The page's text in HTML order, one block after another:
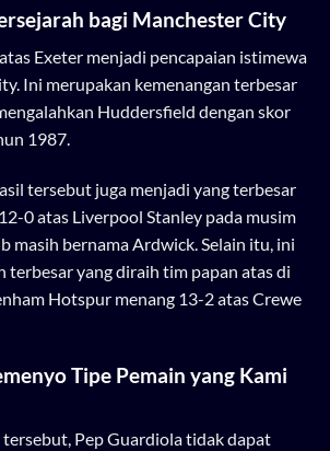
bagi Manchester City
Exeter menjadi pencapaian istimewa
Ini merupakan kemenangan terbesar
Huddersfield dengan skor
1987.
tersebut juga menjadi yang terbesar
0 atas Liverpool Stanley pada musim
masih bernama Ardwick. Selain itu, ini
terbesar yang diraih tim papan atas di
Hotspur menang 13-2 atas Crewe
Tipe Pemain yang Kami
Pep Guardiola tidak dapat